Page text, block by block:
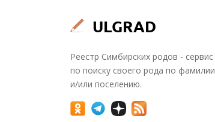
Реестр Симбирских родов - сервис
по поиску своего рода по фамилии
и/или поселению.